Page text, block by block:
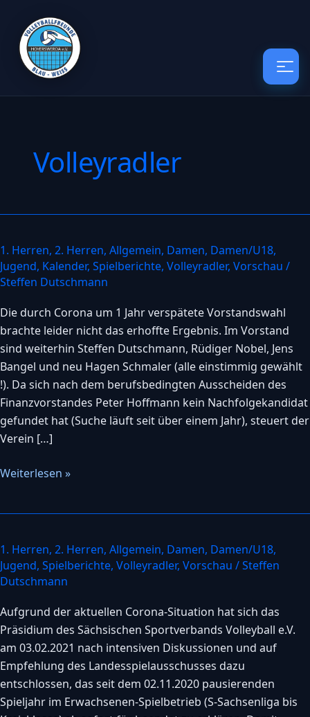
Volleyradler
1. Herren, 2. Herren, Allgemein, Damen, Damen/U18,
Jugend, Kalender, Spielberichte, Volleyradler, Vorschau /
Steffen Dutschmann
Die durch Corona um 1 Jahr verspätete Vorstandswahl
brachte leider nicht das erhoffte Ergebnis. Im Vorstand
sind weiterhin Steffen Dutschmann, Rüdiger Nobel, Jens
Bangel und neu Hagen Schmaler (alle einstimmig gewählt
!). Da sich nach dem berufsbedingten Ausscheiden des
Finanzvorstandes Peter Hoffmann kein Nachfolgekandidat
gefundet hat (Suche läuft seit über einem Jahr), steuert der
Verein […]
Ernüchterne
Vorstandswahl
Weiterlesen »
1. Herren, 2. Herren, Allgemein, Damen, Damen/U18,
Jugend, Spielberichte, Volleyradler, Vorschau /Steffen
Dutschmann
Aufgrund der aktuellen Corona-Situation hat sich das
Präsidium des Sächsischen Sportverbands Volleyball e.V.
am 03.02.2021 nach intensiven Diskussionen und auf
Empfehlung des Landesspielausschusses dazu
entschlossen, das seit dem 02.11.2020 pausierenden
Spieljahr im Erwachsenen-Spielbetrieb (S-Sachsenliga bis
Der
SSVB
beschließt
Beendigung
des
Erwachsenen-
Spielbetriebs